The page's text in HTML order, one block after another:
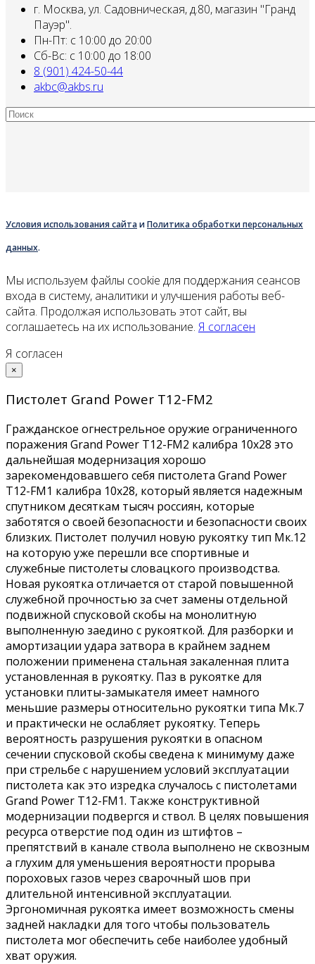
г. Москва, ул. Садовническая, д.80, магазин "Гранд
Пауэр".
Пн-Пт: с 10:00 до 20:00
Сб-Вс: с 10:00 до 18:00
8 (901) 424-50-44
akbc@akbs.ru
Условия использования сайтаиПолитика обработки персональных
данных.
Мы используем файлы cookie для поддержания сеансов
входа в систему, аналитики и улучшения работы веб-
сайта. Продолжая использовать этот сайт, вы
соглашаетесь на их использование. Я согласен
Я согласен
×
Пистолет Grand Power Т12-FM2
Гражданское огнестрельное оружие ограниченного
поражения Grand Power Т12-FM2 калибра 10x28 это
дальнейшая модернизация хорошо
зарекомендовавшего себя пистолета Grand Power
T12-FM1 калибра 10x28, который является надежным
спутником десяткам тысяч россиян, которые
заботятся о своей безопасности и безопасности своих
близких. Пистолет получил новую рукоятку тип Мк.12
на которую уже перешли все спортивные и
служебные пистолеты словацкого производства.
Новая рукоятка отличается от старой повышенной
служебной прочностью за счет замены отдельной
подвижной спусковой скобы на монолитную
выполненную заедино с рукояткой. Для разборки и
амортизации удара затвора в крайнем заднем
положении применена стальная закаленная плита
установленная в рукоятку. Паз в рукоятке для
установки плиты-замыкателя имеет намного
меньшие размеры относительно рукоятки типа Мк.7
и практически не ослабляет рукоятку. Теперь
вероятность разрушения рукоятки в опасном
сечении спусковой скобы сведена к минимуму даже
при стрельбе с нарушением условий эксплуатации
пистолета как это изредка случалось с пистолетами
Grand Power Т12-FM1. Также конструктивной
модернизации подвергся и ствол. В целях повышения
ресурса отверстие под один из штифтов –
препятствий в канале ствола выполнено не сквозным
а глухим для уменьшения вероятности прорыва
пороховых газов через сварочный шов при
длительной интенсивной эксплуатации.
Эргономичная рукоятка имеет возможность смены
задней накладки для того чтобы пользователь
пистолета мог обеспечить себе наиболее удобный
хват оружия.